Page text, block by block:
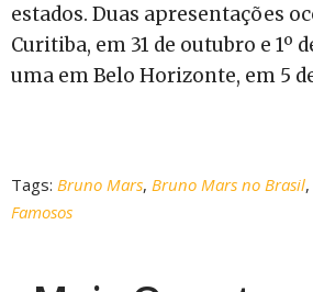
estados. Duas apresentações
Curitiba, em 31 de outubro e 1º
uma em Belo Horizonte, em 5
Tags: Bruno Mars, Bruno Mars no Brasil,
Famosos